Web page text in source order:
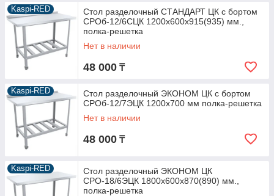
Kaspi-RED
Стол разделочный СТАНДАРТ ЦК с бортом
СРОб-12/6СЦК 1200х600х915(935) мм.,
полка-решетка
Нет в наличии
48 000 ₸
Kaspi-RED
Стол разделочный ЭКОНОМ ЦК с бортом
СРОб-12/7ЭЦК 1200х700 мм полка-решетка
Нет в наличии
48 000 ₸
Kaspi-RED
Стол разделочный ЭКОНОМ ЦК
СРО-18/6ЭЦК 1800х600х870(890) мм.,
полка-решетка